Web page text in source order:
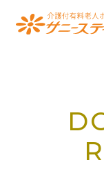
介護付有